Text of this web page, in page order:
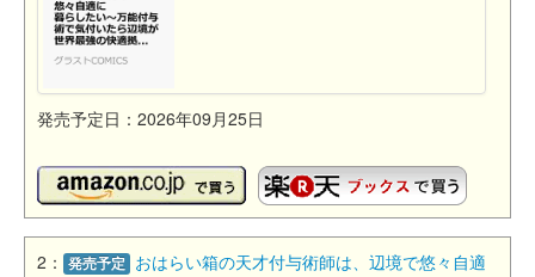
発売予定日：2026年09月25日
2： 発売予定 おはらい箱の天才付与術師は、辺境で悠々自適